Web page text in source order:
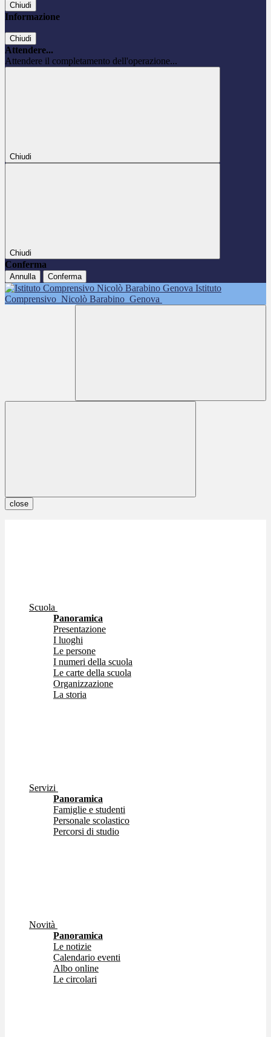
Chiudi
Informazione
Chiudi
Attendere...
Attendere il completamento dell'operazione...
Chiudi
Chiudi
Conferma
Annulla Conferma
Istituto
Comprensivo Nicolò Barabino Genova
close
Scuola
Panoramica
Presentazione
I luoghi
Le persone
I numeri della scuola
Le carte della scuola
Organizzazione
La storia
Servizi
Panoramica
Famiglie e studenti
Personale scolastico
Percorsi di studio
Novità
Panoramica
Le notizie
Calendario eventi
Albo online
Le circolari